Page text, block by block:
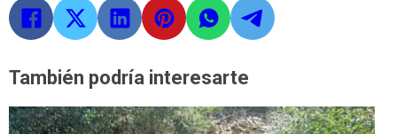
También podría interesarte